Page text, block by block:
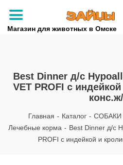
Магазин для животных в Омске
+7
+7
Best Dinner д/с
VET PROFI с
Главная - Каталог - СОБАКИ
Лечебные корма - Best Dinner д/с
PROFI с индейкой и